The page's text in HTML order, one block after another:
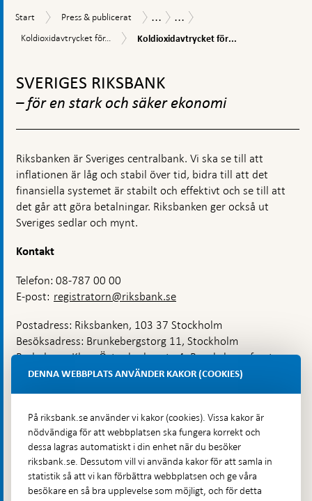
Start
Start
Press
publicerat
Press & publicerat Publikationer
...
Ekonomiska
...
Koldioxidavtrycket
i
Riksbankens
valutareserv
Koldioxidavtrycket för...
Koldioxidavtrycket
Riksbankens
valutareserv
Koldioxidavtrycket för...
toppnavigation
SVERIGES RIKSBANK
– för en stark och säker ekonomi
Riksbanken är Sveriges centralbank. Vi ska se till att
inflationen är låg och stabil över tid, bidra till att det
finansiella systemet är stabilt och effektivt och se till att
det går att göra betalningar. Riksbanken ger också ut
Sveriges sedlar och mynt.
Kontakt
Telefon: 08-787 00 00
E-post: registratorn@riksbank.se
Postadress: Riksbanken, 103 37 Stockholm
Besöksadress: Brunkebergstorg 11, Stockholm
Budadress: Klara Östra kyrkogata 4, Brunkebergsfaret,
Lastplats 6
Hitta direkt
Frågor och svar-
Öppnas
Till Riksbankens webbarkiv-
DENNA WEBBPLATS ANVÄNDER KAKOR (COOKIES)
På riksbank.se använder vi kakor (cookies). Vissa kakor är
nödvändiga för att webbplatsen ska fungera korrekt och
dessa lagras automatiskt i din enhet när du besöker
riksbank.se. Dessutom vill vi använda kakor för att samla in
statistik så att vi kan förbättra webbplatsen och ge våra
besökare en så bra upplevelse som möjligt, och för detta